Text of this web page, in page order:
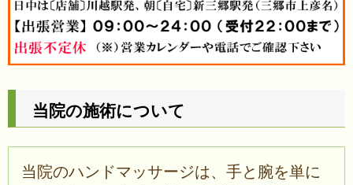
当院の施術について
当院のハンドマッサージは、手と腕を単に